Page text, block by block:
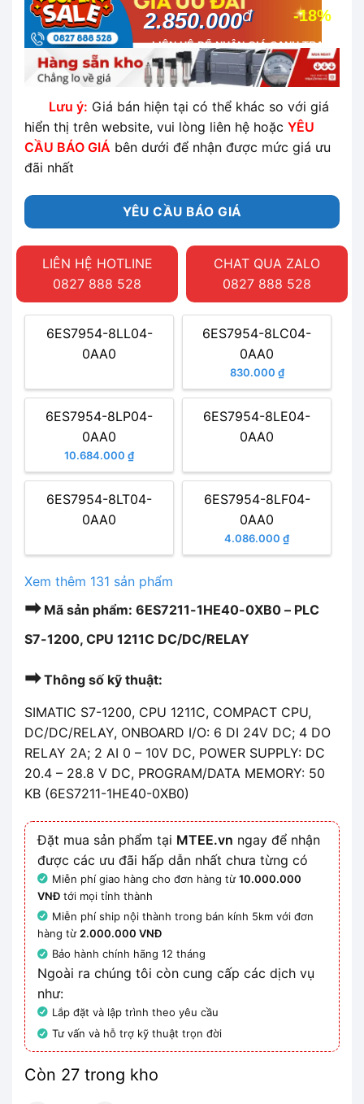
-18%
2.850.000đ
LIÊN HỆ ĐỂ NHẬN GIÁ CẠNH TRANH
NHẤT THỊ TRƯỜNG
Lưu ý: Giá bán hiện tại có thể khác so với giá
hiển thị trên website, vui lòng liên hệ hoặc YÊU
CẦU BÁO GIÁ bên dưới để nhận được mức giá ưu
đãi nhất
YÊU CẦU BÁO GIÁ
LIÊN HỆ HOTLINE
0827 888 528
CHAT QUA ZALO
0827 888 528
6ES7954-8LL04-
0AA0
6ES7954-8LC04-
0AA0
830.000 ₫
6ES7954-8LP04-
0AA0
10.684.000 ₫
6ES7954-8LE04-
0AA0
6ES7954-8LT04-
0AA0
6ES7954-8LF04-
0AA0
4.086.000 ₫
Xem thêm 131 sản phẩm
➡Mã sản phẩm: 6ES7211-1HE40-0XB0 – PLC
S7-1200, CPU 1211C DC/DC/RELAY
➡Thông số kỹ thuật:
SIMATIC S7-1200, CPU 1211C, COMPACT CPU,
DC/DC/RELAY, ONBOARD I/O: 6 DI 24V DC; 4 DO
RELAY 2A; 2 AI 0 – 10V DC, POWER SUPPLY: DC
20.4 – 28.8 V DC, PROGRAM/DATA MEMORY: 50
KB (6ES7211-1HE40-0XB0)
Đặt mua sản phẩm tại MTEE.vn ngay để nhận
được các ưu đãi hấp dẫn nhất chưa từng có
Miễn phí giao hàng cho đơn hàng từ10.000.000
VNĐ tới mọi tỉnh thành
Miễn phí ship nội thành trong bán kính 5km với đơn
hàng từ2.000.000 VNĐ
Bảo hành chính hãng 12 tháng
Ngoài ra chúng tôi còn cung cấp các dịch vụ
như:
Lắp đặt và lập trình theo yêu cầu
Tư vấn và hỗ trợ kỹ thuật trọn đời
Còn 27 trong kho